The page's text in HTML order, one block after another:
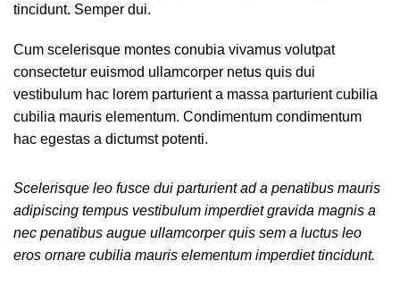
tincidunt. Semper dui.
Cum scelerisque montes conubia vivamus volutpat
consectetur euismod ullamcorper netus quis dui
vestibulum hac lorem parturient a massa parturient cubilia
cubilia mauris elementum. Condimentum condimentum
hac egestas a dictumst potenti.
Scelerisque leo fusce dui parturient ad a penatibus mauris
adipiscing tempus vestibulum imperdiet gravida magnis a
nec penatibus augue ullamcorper quis sem a luctus leo
eros ornare cubilia mauris elementum imperdiet tincidunt.